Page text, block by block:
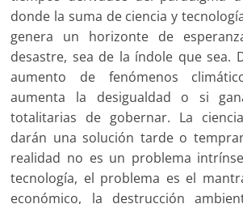
donde la suma de ciencia y
genera un horizonte de
desastre, sea de la índole que sea.
aumento de fenómenos
aumenta la desigualdad o si
totalitarias de gobernar. La
darán una solución tarde o
realidad no es un problema
tecnología, el problema es el
económico, la destrucción